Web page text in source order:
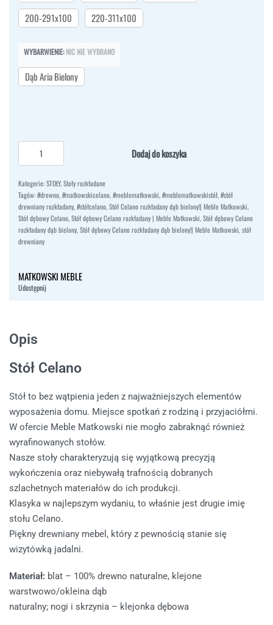
200-291x100
220-311x100
WYBARWIENIE: NIC NIE WYBRANO
Dąb Aria Bielony
Dodaj do koszyka
Kategorie:STOŁY,Stoły rozkładane
Tagów:#drewno,#matkowskicelano,#meblematkowski,#meblematkowskistół,#stół
drewniany rozkładany,#stółcelano,Stół Celano rozkładany dąb bielony!| Meble Matkowski,
Stół dębowy Celano,Stół dębowy Celano rozkładany | Meble Matkowski,Stół dębowy Celano
rozkładany dąb bielony,Stół dębowy Celano rozkładany dąb bielony!| Meble Matkowski,stół
drewniany
MATKOWSKI MEBLE
Udostępnij
Opis
Stół Celano
Stół to bez wątpienia jeden z najważniejszych elementów
wyposażenia domu. Miejsce spotkań z rodziną i przyjaciółmi.
W ofercie Meble Matkowski nie mogło zabraknąć również
wyrafinowanych stołów.
Nasze stoły charakteryzują się wyjątkową precyzją
wykończenia oraz niebywałą trafnością dobranych
szlachetnych materiałów do ich produkcji.
Klasyka w najlepszym wydaniu, to właśnie jest drugie imię
stołu Celano.
Piękny drewniany mebel, który z pewnością stanie się
wizytówką jadalni.
Materiał: blat – 100% drewno naturalne, klejone
warstwowo/okleina dąb
naturalny; nogi i skrzynia – klejonka dębowa